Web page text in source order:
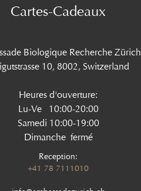
Cartes-Cadeaux
Biologique Recherche Zürich
10, 8002, Switzerland
Heures d'ouverture:
Lu-Ve 10:00-20:00
Samedi 10:00-19:00
Dimanche fermé
Reception:
+41 78 7111010